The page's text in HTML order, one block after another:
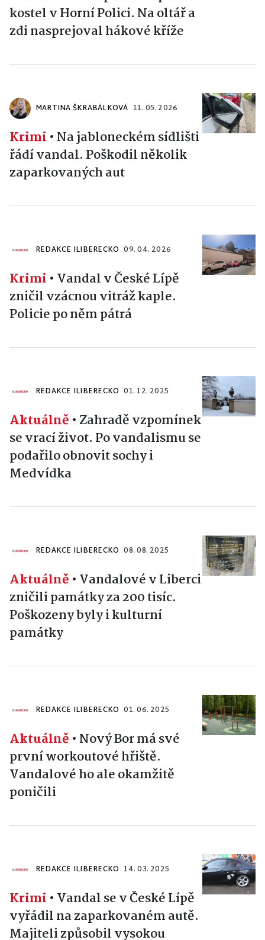
kostel v Horní Polici. Na oltář a
zdi nasprejoval hákové kříže
MARTINA ŠKRABÁLKOVÁ 11. 05. 2026
Krimi • Na jabloneckém sídlišti
řádí vandal. Poškodil několik
zaparkovaných aut
REDAKCE ILIBERECKO 09. 04. 2026
Krimi • Vandal v České Lípě
zničil vzácnou vitráž kaple.
Policie po něm pátrá
REDAKCE ILIBERECKO 01. 12. 2025
Aktuálně • Zahradě vzpomínek
se vrací život. Po vandalismu se
podařilo obnovit sochy i
Medvídka
REDAKCE ILIBERECKO 08. 08. 2025
Aktuálně • Vandalové v Liberci
zničili památky za 200 tisíc.
Poškozeny byly i kulturní
památky
REDAKCE ILIBERECKO 01. 06. 2025
Aktuálně • Nový Bor má své
první workoutové hřiště.
Vandalové ho ale okamžitě
poničili
REDAKCE ILIBERECKO 14. 03. 2025
Krimi • Vandal se v České Lípě
vyřádil na zaparkovaném autě.
Majiteli způsobil vysokou